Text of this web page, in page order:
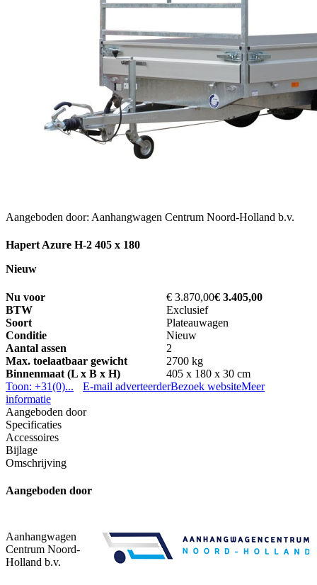
Aangeboden door: Aanhangwagen Centrum Noord-Holland b.v.
Hapert Azure H-2 405 x 180
Nieuw
Nu voor € 3.870,00€ 3.405,00
BTW
Exclusief
Soort
Plateauwagen
Conditie
Nieuw
Aantal assen
2
Max. toelaatbaar gewicht
2700 kg
Binnenmaat (L x B x H)
405 x 180 x 30 cm
Toon: +31(0)...
E-mail adverteerderBezoek websiteMeer
informatie
Aangeboden door
Specificaties
Accessoires
Bijlage
Omschrijving
Aangeboden door
Aanhangwagen
Centrum Noord-
Holland b.v.